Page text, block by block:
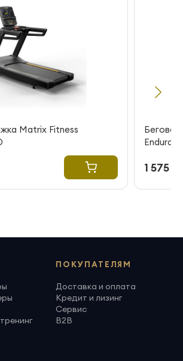
Matrix Fitness
1 575
ПОКУПАТЕЛЯМ
Доставка и оплата
Кредит и лизинг
Сервис
B2B